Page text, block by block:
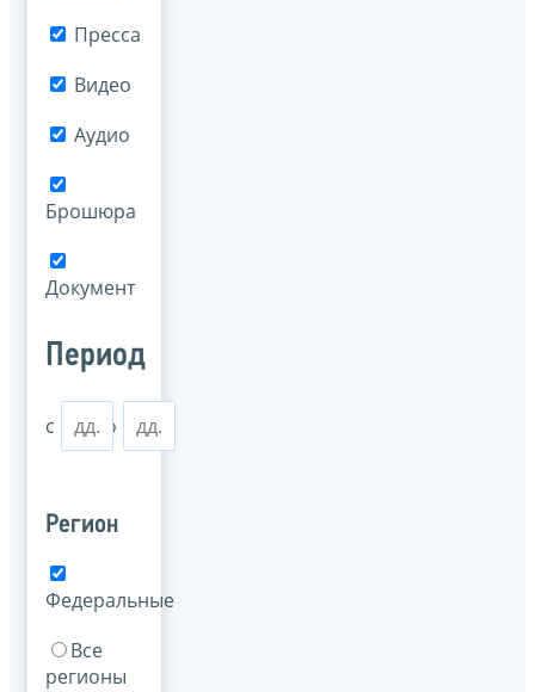
Пресса
Видео
Аудио
Брошюра
Документ
Период
с по
Регион
Федеральные
Все
регионы